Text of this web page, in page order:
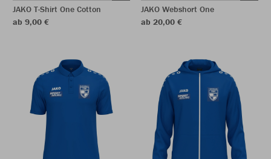
JAKO T-Shirt One Cotton
ab 9,00 €
JAKO Webshort One
ab 20,00 €